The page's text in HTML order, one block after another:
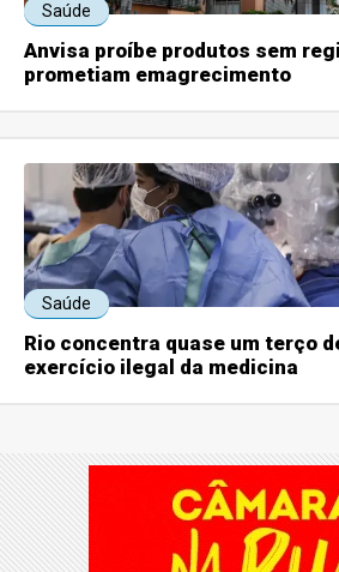
Saúde
Anvisa proíbe produtos sem
prometiam emagrecimento
Saúde
Rio concentra quase um terço
exercício ilegal da medicina